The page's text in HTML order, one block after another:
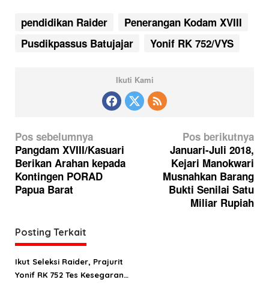
pendidikan Raider
Penerangan Kodam XVIII
Pusdikpassus Batujajar
Yonif RK 752/VYS
Ikuti Kami
N
a
v
i
s
i
p
Pos sebelumnya
Pangdam XVIII/Kasuari
Berikan Arahan kepada
Kontingen PORAD
Papua Barat
Pos berikutnya
Januari-Juli 2018,
Kejari Manokwari
Musnahkan Barang
Bukti Senilai Satu
Miliar Rupiah
Posting Terkait
Ikut Seleksi Raider, Prajurit
Yonif RK 752 Tes Kesegaran